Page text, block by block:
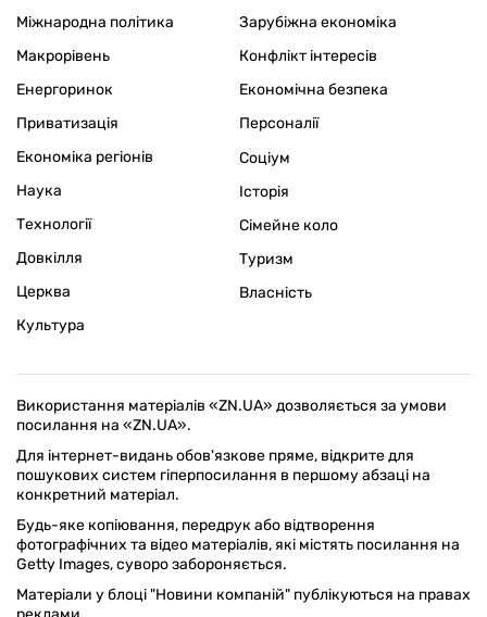
Міжнародна політика
Макрорівень
Енергоринок
Приватизація
Економіка регіонів
Зарубіжна економіка
Конфлікт інтересів
Економічна безпека
Персоналії
Наука
Технології
Довкілля
Церква
Культура
Соціум
Історія
Сімейне коло
Туризм
Власність
Використання матеріалів «ZN.UA» дозволяється за умови
посилання на «ZN.UA».
Для інтернет-видань обов'язкове пряме, відкрите для
пошукових систем гіперпосилання в першому абзаці на
конкретний матеріал.
Будь-яке копіювання, передрук або відтворення
фотографічних та відео матеріалів, які містять посилання на
Getty Images, суворо забороняється.
Матеріали у блоці "Новини компаній" публікуються на правах